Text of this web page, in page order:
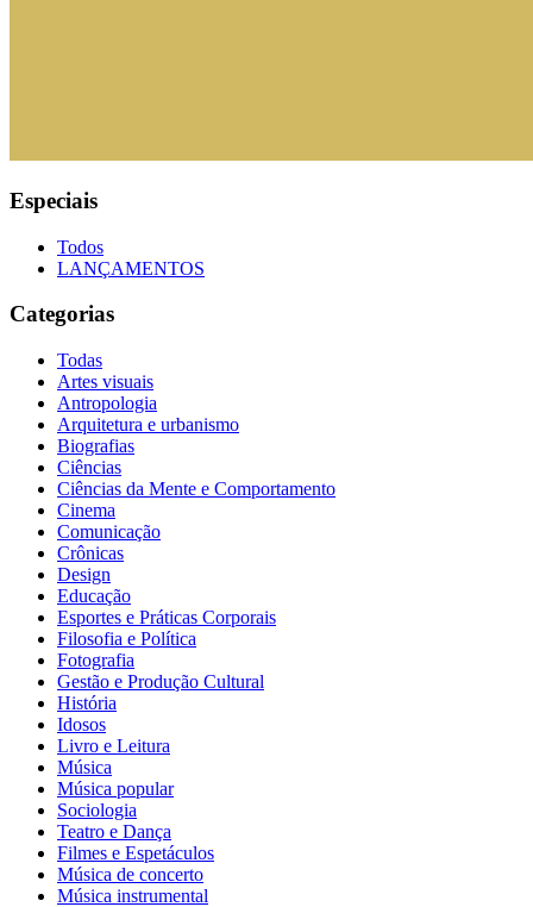
Especiais
Todos
LANÇAMENTOS
Categorias
Todas
Artes visuais
Antropologia
Arquitetura e urbanismo
Biografias
Ciências
Ciências da Mente e Comportamento
Cinema
Comunicação
Crônicas
Design
Educação
Esportes e Práticas Corporais
Filosofia e Política
Fotografia
Gestão e Produção Cultural
História
Idosos
Livro e Leitura
Música
Música popular
Sociologia
Teatro e Dança
Filmes e Espetáculos
Música de concerto
Música instrumental